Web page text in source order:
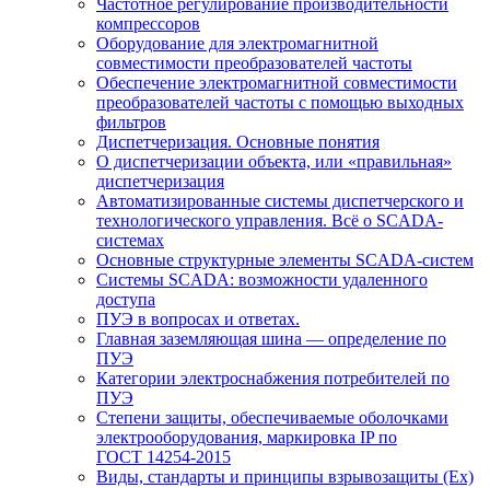
Частотное регулирование производительности
компрессоров
Оборудование для электромагнитной
совместимости преобразователей частоты
Обеспечение электромагнитной совместимости
преобразователей частоты с помощью выходных
фильтров
Диспетчеризация. Основные понятия
О диспетчеризации объекта, или «правильная»
диспетчеризация
Автоматизированные системы диспетчерского и
технологического управления. Всё о SCADA-
системах
Основные структурные элементы SCADA-систем
Системы SCADA: возможности удаленного
доступа
ПУЭ в вопросах и ответах.
Главная заземляющая шина — определение по
ПУЭ
Категории электроснабжения потребителей по
ПУЭ
Степени защиты, обеспечиваемые оболочками
электрооборудования, маркировка IP по
ГОСТ 14254-2015
Виды, стандарты и принципы взрывозащиты (Ex)